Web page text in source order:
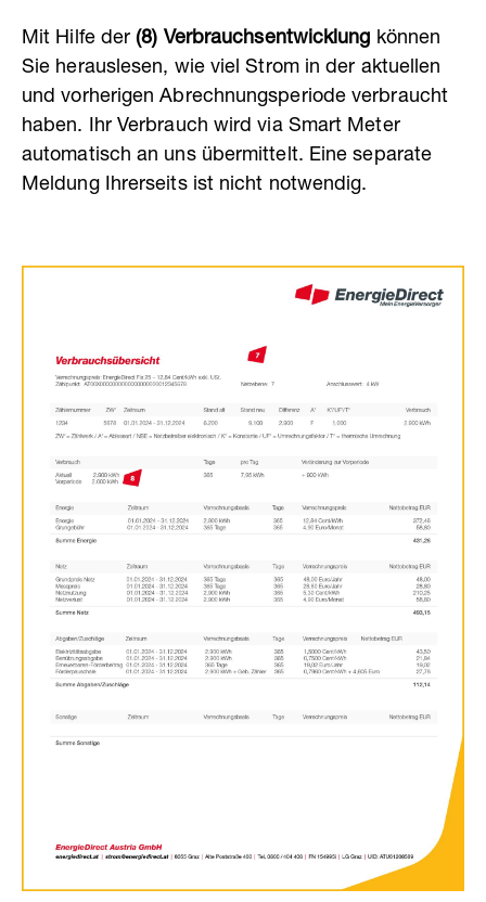
Mit Hilfe der(8) Verbrauchsentwicklung können
Sie herauslesen, wie viel Strom in der aktuellen
und vorherigen Abrechnungsperiode verbraucht
haben. Ihr Verbrauch wird via Smart Meter
automatisch an uns übermittelt. Eine separate
Meldung Ihrerseits ist nicht notwendig.